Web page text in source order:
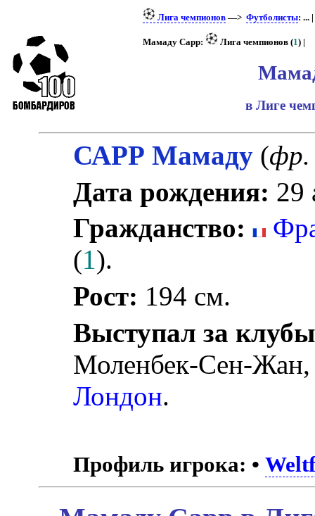
Лига чемпионов—> Футболисты: ... |
Мамаду Сарр: Лига чемпионов (1) |
в Лиге
САРР Мамаду (фр.
Дата рождения: 29
Гражданство:
(1).
Рост: 194 см.
Выступал за
Моленбек-Сен-
Лондон.
Профиль игрока: •